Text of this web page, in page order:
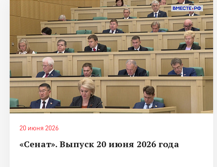
20 июня 2026
«Сенат». Выпуск 20 июня 2026 года